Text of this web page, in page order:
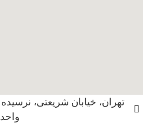
واحد ٢٠